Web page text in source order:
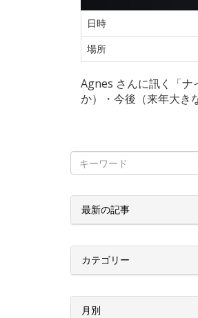
日時
場所
Agnes さんに訊く「ナ
か）・今後（来年大き
最新の記事
カテゴリー
月別